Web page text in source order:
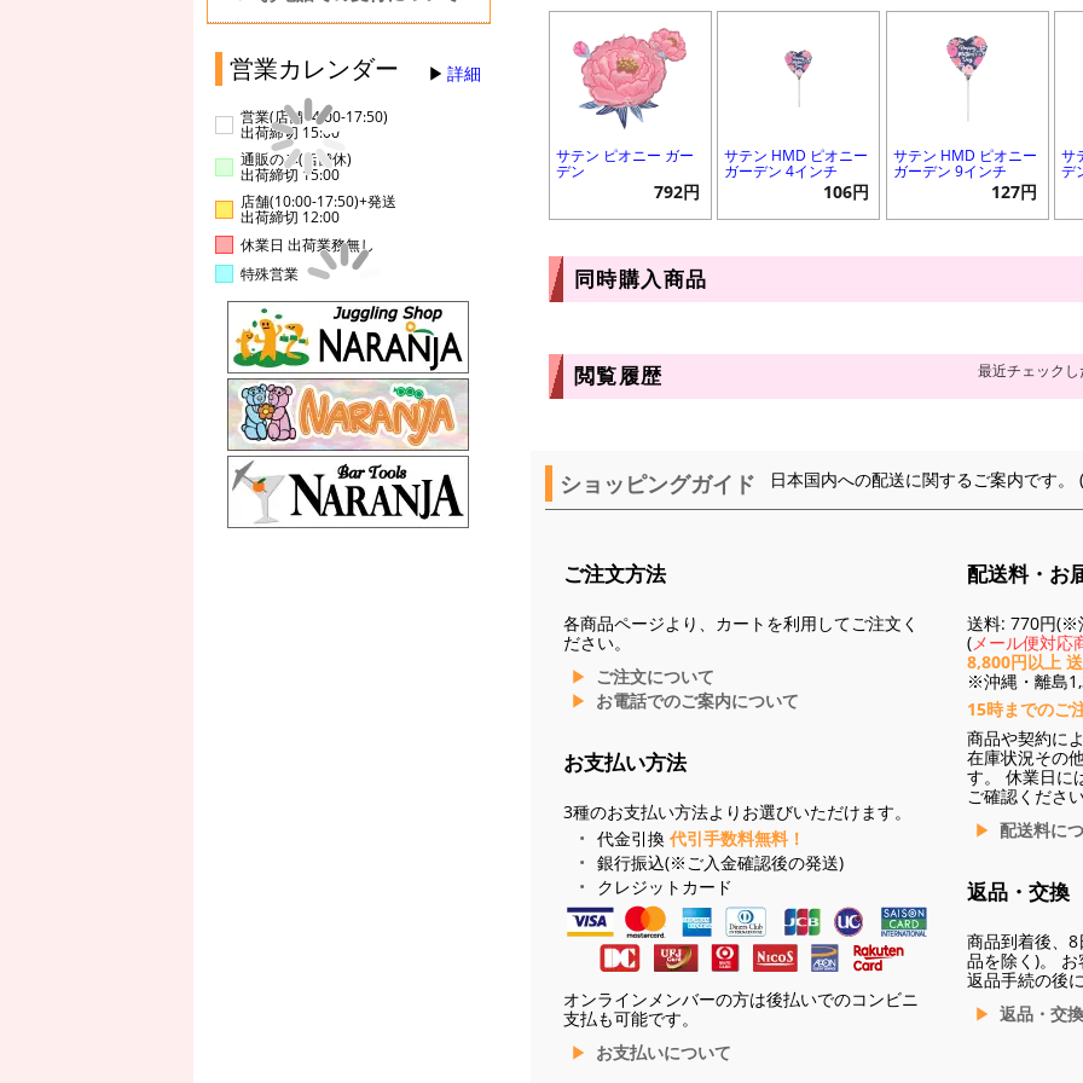
営業カレンダー 詳細
営業(店舗14:00-17:50)
出荷締切 15:00
通販のみ(店舗休)
出荷締切 15:00
店舗(10:00-17:50)+発送
出荷締切 12:00
休業日 出荷業務無し
特殊営業
サテン ピオニー ガー
デン
792円
サテン HMD ピオニー
ガーデン 4インチ
106円
サテン HMD ピオニー
ガーデン 9インチ
127円
サ
デ
同時購入商品
閲覧履歴 最近チェック
ショッピングガイド 日本国内への配送に関するご案内です。 (
ご注文方法
各商品ページより、カートを利用してご注文く
ださい。
ご注文について
お電話でのご案内について
お支払い方法
3種のお支払い方法よりお選びいただけます。
代金引換 代引手数料無料！
銀行振込(※ご入金確認後の発送)
クレジットカード
オンラインメンバーの方は後払いでのコンビニ
支払も可能です。
お支払いについて
配送料・お
送料: 770円(※
(メール便対応
8,800円以上
※沖縄・離島
15時までのご
商品や契約に
在庫状況その
す。 休業日に
ご確認くださ
配送料に
返品・交換
商品到着後、
品を除く)。
返品手続の後
返品・交